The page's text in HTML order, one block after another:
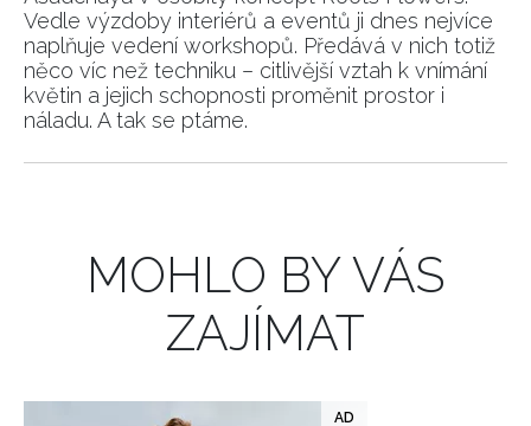
INFORMACE
REDAKCE
Vedle výzdoby interiérů a eventů ji dnes nejvíce
naplňuje vedení workshopů. Předává v nich totiž
něco víc než techniku – citlivější vztah k vnímání
květin a jejich schopnosti proměnit prostor i
náladu. A tak se ptáme.
MOHLO BY VÁS
ZAJÍMAT